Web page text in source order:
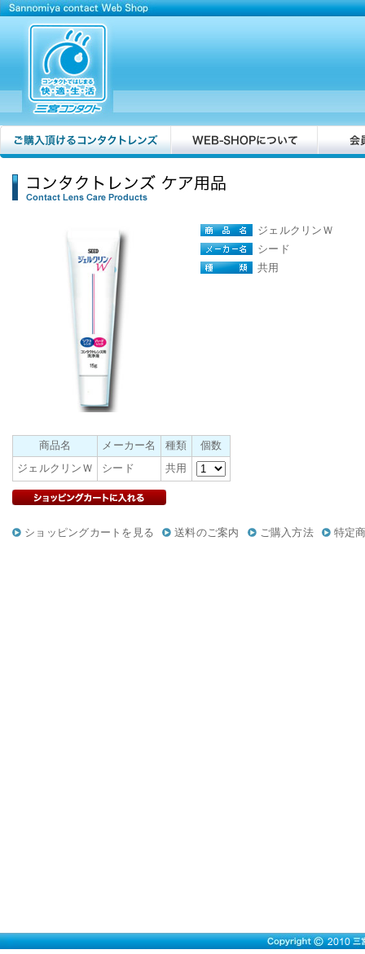
ジェルクリンＷ
シード
共用
商品名 メーカー名 種類
個数
ジェルクリンＷ
シード 共用
ショッピングカートを見る 送料のご案内 ご購入方法 特定